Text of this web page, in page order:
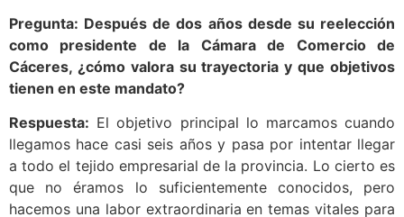
Pregunta: Después de dos años desde su reelección
como presidente de la Cámara de Comercio de
Cáceres, ¿cómo valora su trayectoria y que objetivos
tienen en este mandato?
Respuesta: El objetivo principal lo marcamos cuando
llegamos hace casi seis años y pasa por intentar llegar
a todo el tejido empresarial de la provincia. Lo cierto es
que no éramos lo suficientemente conocidos, pero
hacemos una labor extraordinaria en temas vitales para